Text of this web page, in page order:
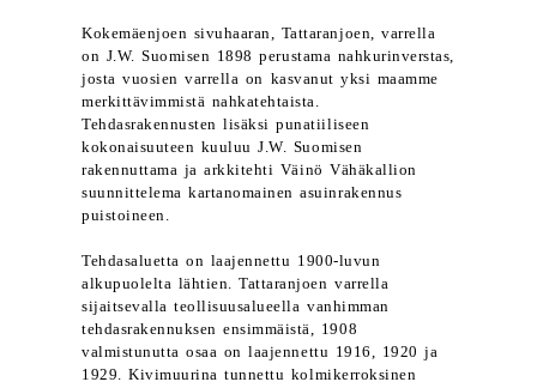
Kokemäenjoen sivuhaaran, Tattaranjoen, varrella
on J.W. Suomisen 1898 perustama nahkurinverstas,
josta vuosien varrella on kasvanut yksi maamme
merkittävimmistä nahkatehtaista.
Tehdasrakennusten lisäksi punatiiliseen
kokonaisuuteen kuuluu J.W. Suomisen
rakennuttama ja arkkitehti Väinö Vähäkallion
suunnittelema kartanomainen asuinrakennus
puistoineen.
Tehdasaluetta on laajennettu 1900-luvun
alkupuolelta lähtien. Tattaranjoen varrella
sijaitsevalla teollisuusalueella vanhimman
tehdasrakennuksen ensimmäistä, 1908
valmistunutta osaa on laajennettu 1916, 1920 ja
1929. Kivimuurina tunnettu kolmikerroksinen